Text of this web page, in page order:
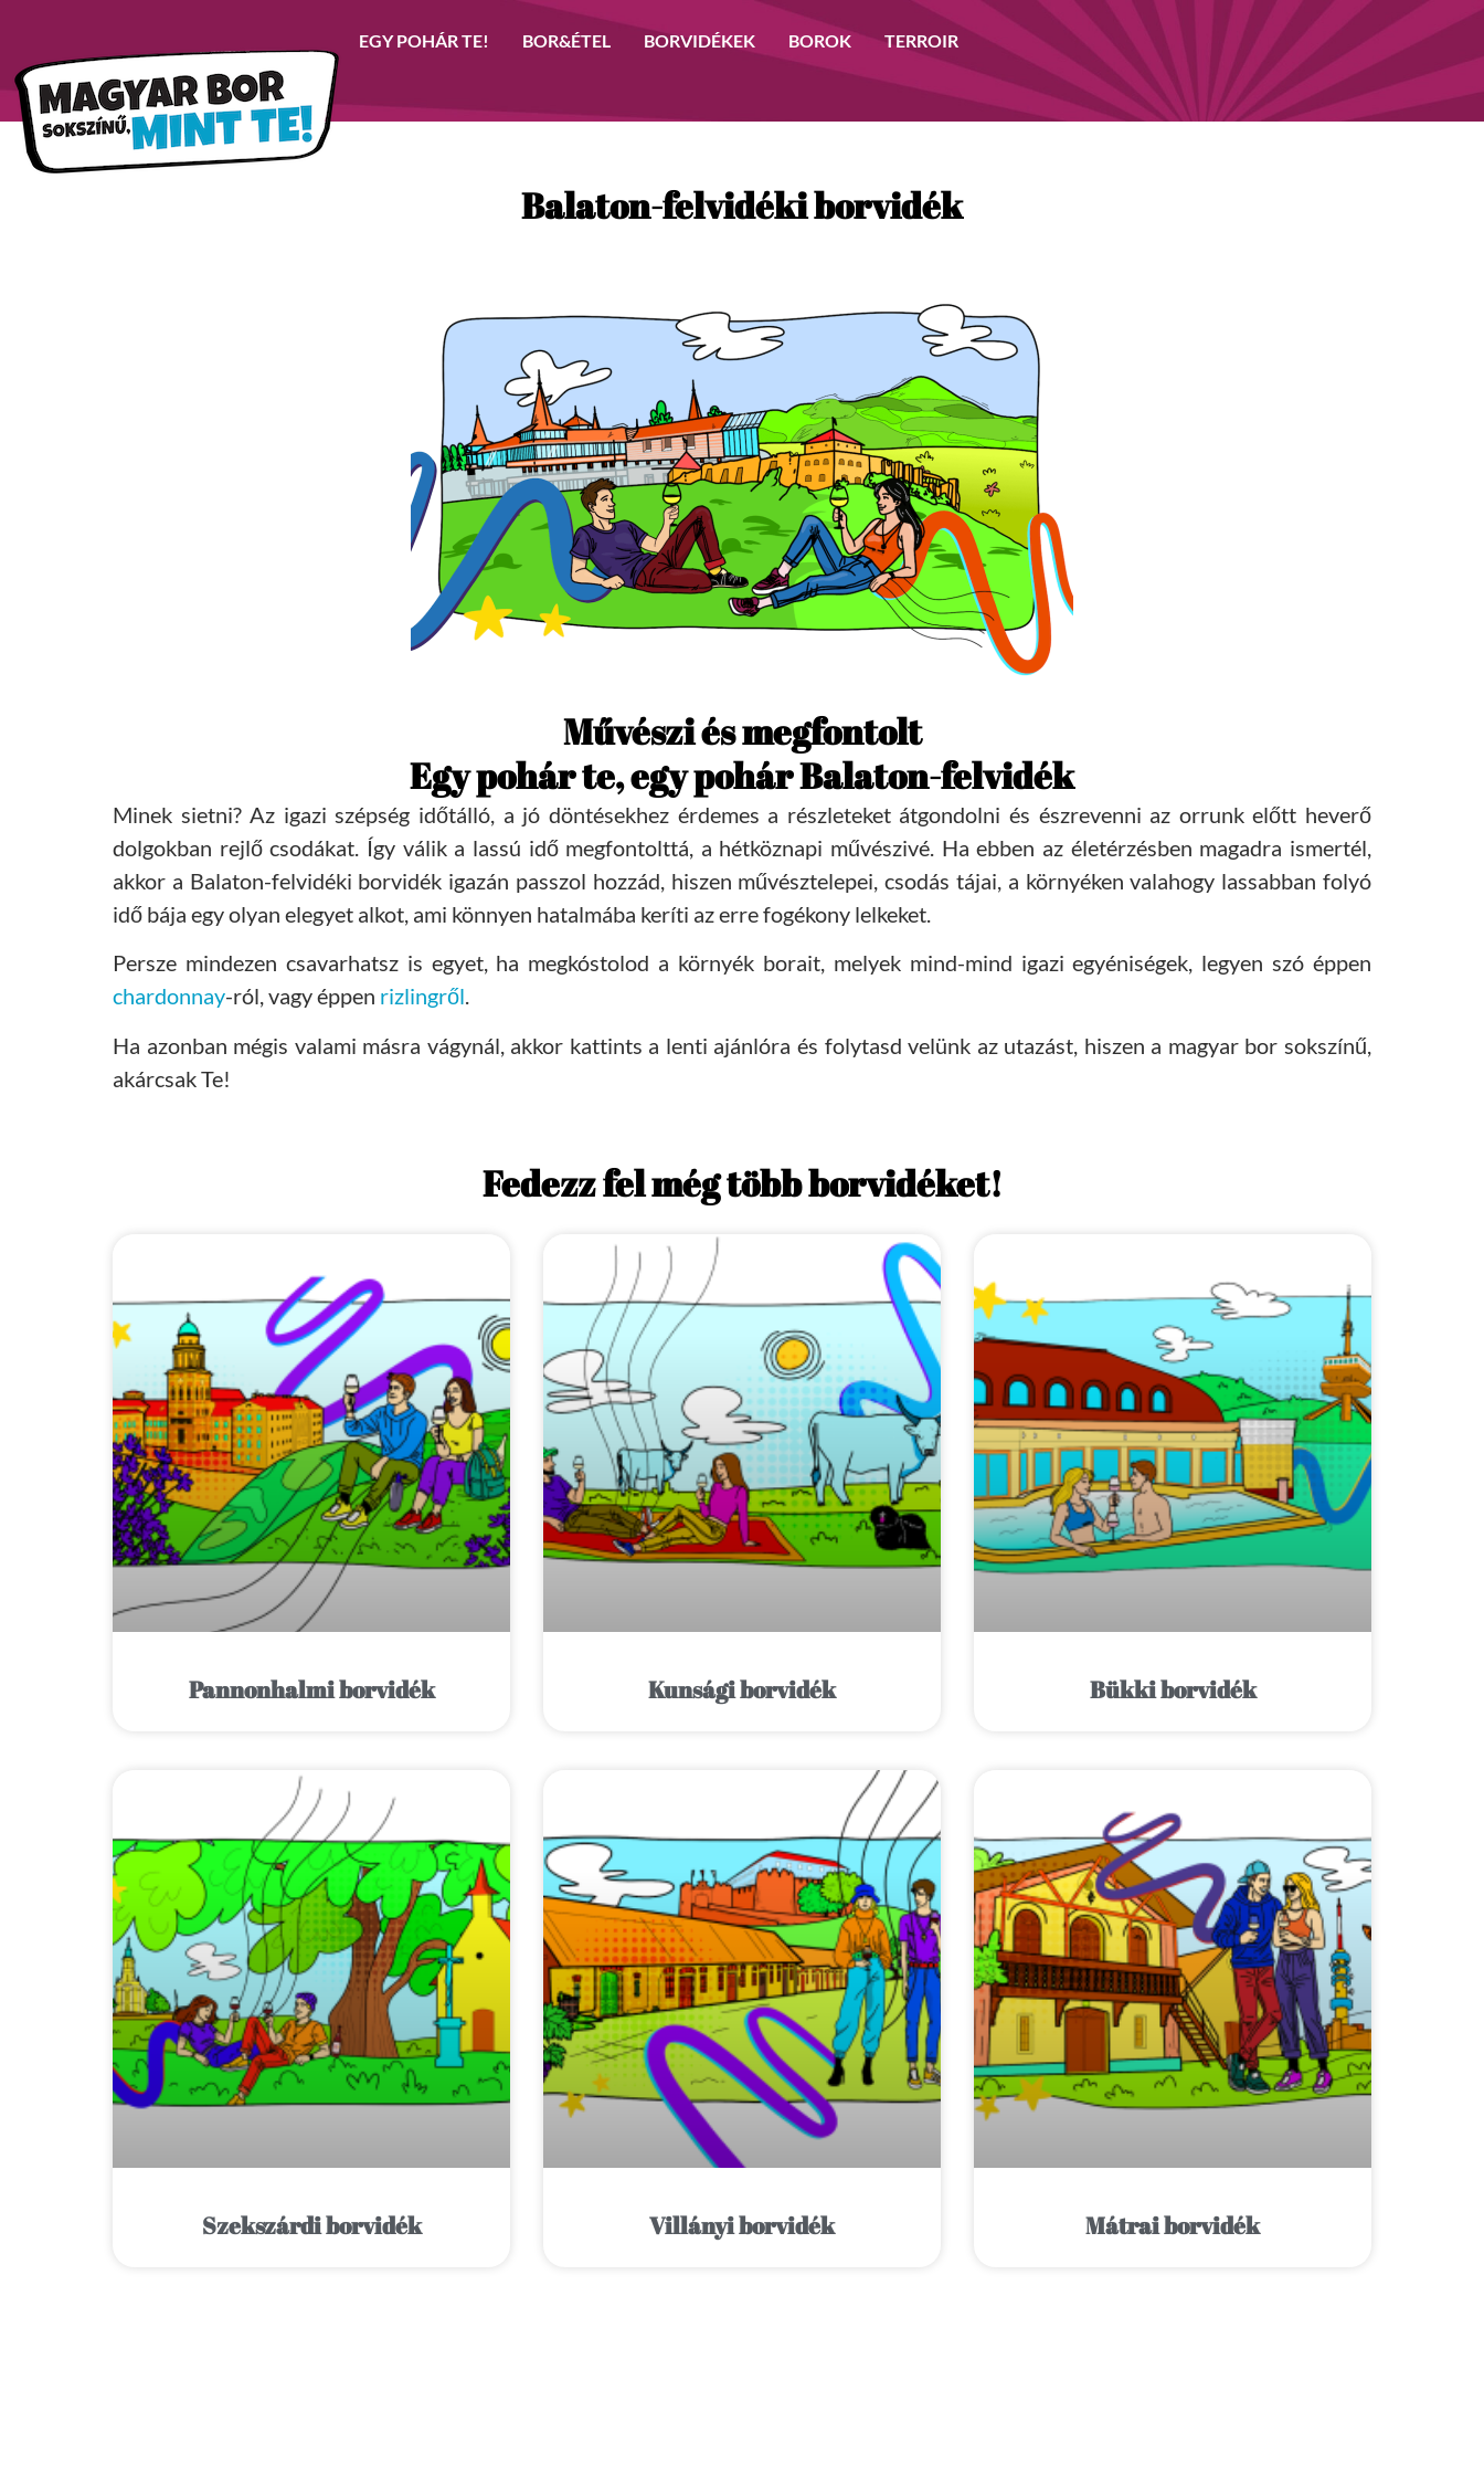
EGY POHÁR TE! BOR&ÉTEL BORVIDÉKEK BOROK TERROIR
Balaton-felvidéki borvidék
Művészi és megfontolt
Egy pohár te, egy pohár Balaton-felvidék
Minek sietni? Az igazi szépség időtálló, a jó döntésekhez érdemes a részleteket átgondolni és észrevenni az orrunk előtt heverő
dolgokban rejlő csodákat. Így válik a lassú idő megfontolttá, a hétköznapi művészivé. Ha ebben az életérzésben magadra ismertél,
akkor a Balaton-felvidéki borvidék igazán passzol hozzád, hiszen művésztelepei, csodás tájai, a környéken valahogy lassabban folyó
idő bája egy olyan elegyet alkot, ami könnyen hatalmába keríti az erre fogékony lelkeket.
Persze mindezen csavarhatsz is egyet, ha megkóstolod a környék borait, melyek mind-mind igazi egyéniségek, legyen szó éppen
chardonnay-ról, vagy éppen rizlingről.
Ha azonban mégis valami másra vágynál, akkor kattints a lenti ajánlóra és folytasd velünk az utazást, hiszen a magyar bor sokszínű,
akárcsak Te!
Fedezz fel még több borvidéket!
Pannonhalmi borvidék Kunsági borvidék Bükki borvidék
Szekszárdi borvidék Villányi borvidék Mátrai borvidék